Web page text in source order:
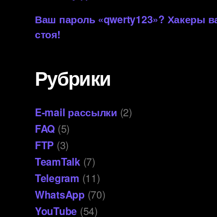
Ваш пароль «qwerty123»? Хакеры
стоя!
Рубрики
E-mail рассылки (2)
FAQ (5)
FTP (3)
TeamTalk (7)
Telegram (11)
WhatsApp (70)
YouTube (54)